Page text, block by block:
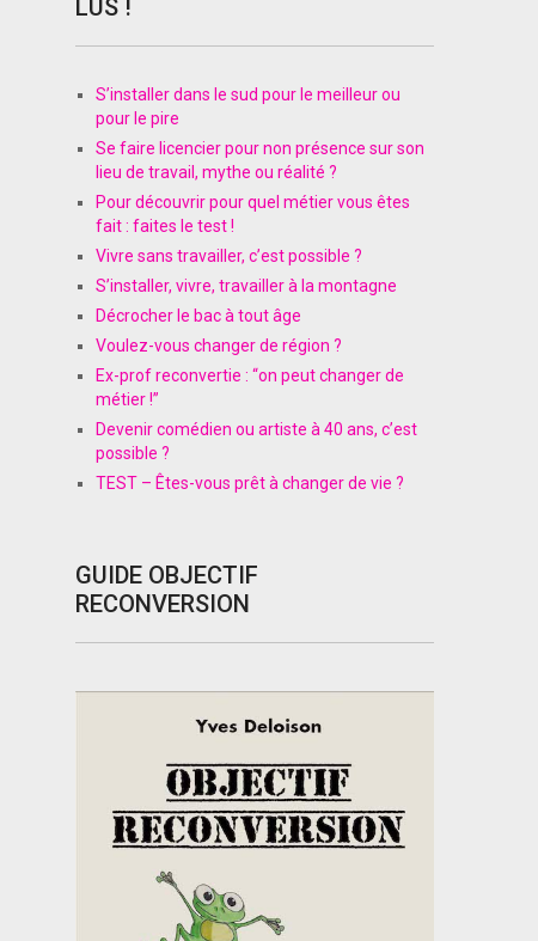
LUS !
S’installer dans le sud pour le meilleur ou
pour le pire
Se faire licencier pour non présence sur son
lieu de travail, mythe ou réalité ?
Pour découvrir pour quel métier vous êtes
fait : faites le test !
Vivre sans travailler, c’est possible ?
S’installer, vivre, travailler à la montagne
Décrocher le bac à tout âge
Voulez-vous changer de région ?
Ex-prof reconvertie : “on peut changer de
métier !”
Devenir comédien ou artiste à 40 ans, c’est
possible ?
TEST – Êtes-vous prêt à changer de vie ?
GUIDE OBJECTIF
RECONVERSION